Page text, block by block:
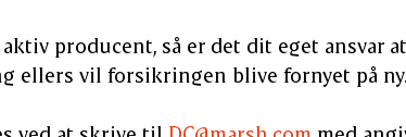
producent, så er det dit eget ansvar
ellers vil forsikringen blive fornyet på ny.